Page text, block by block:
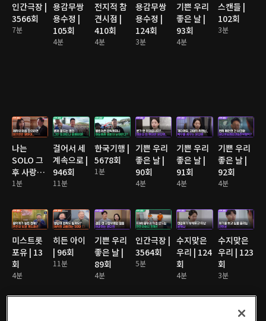
인간극장 |
3566회
7분
용감무쌍
용수정 |
105회
4분
전지적 참
견시점 |
410회
4분
용감무쌍
용수정 |
124회
3분
기쁜 우리
좋은 날 |
93회
4분
스캔들 |
102회
3분
나는
SOLO 그
후 사랑은
계속된다
1분
걸어서 세
계속으로 |
946회
11분
한국기행 |
5678회
1분
기쁜 우리
좋은 날 |
90회
4분
기쁜 우리
좋은 날 |
91회
4분
기쁜 우리
좋은 날 |
92회
4분
미스트롯
포유 | 13
회
4분
히든 아이
| 96회
11분
기쁜 우리
좋은 날 |
89회
4분
인간극장 |
3564회
5분
수지맞은
우리 | 124
회
4분
수지맞은
우리 | 123
회
3분